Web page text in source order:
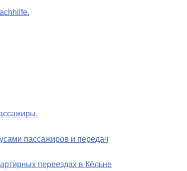
пассажиров и передач
переездах в Кёльне